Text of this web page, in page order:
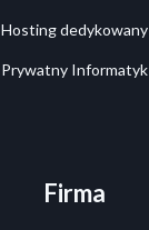
Hosting dedykowany
Prywatny Informatyk
Firma